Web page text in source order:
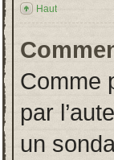
Haut
Comme
par
un